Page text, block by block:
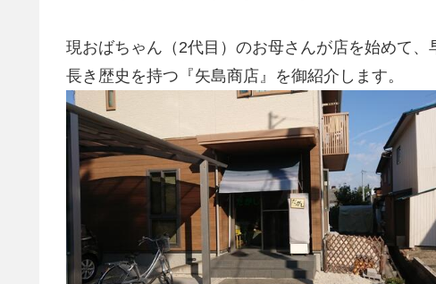
現おばちゃん（2代目）のお母さんが店を始めて、
長き歴史を持つ『矢島商店』を御紹介します。